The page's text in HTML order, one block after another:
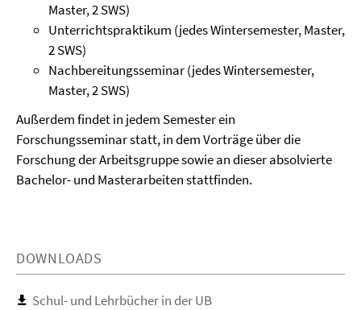
Master, 2 SWS)
Unterrichtspraktikum (jedes Wintersemester, Master,
2 SWS)
Nachbereitungsseminar (jedes Wintersemester,
Master, 2 SWS)
Außerdem findet in jedem Semester ein
Forschungsseminar statt, in dem Vorträge über die
Forschung der Arbeitsgruppe sowie an dieser absolvierte
Bachelor- und Masterarbeiten stattfinden.
DOWNLOADS
Schul- und Lehrbücher in der UB